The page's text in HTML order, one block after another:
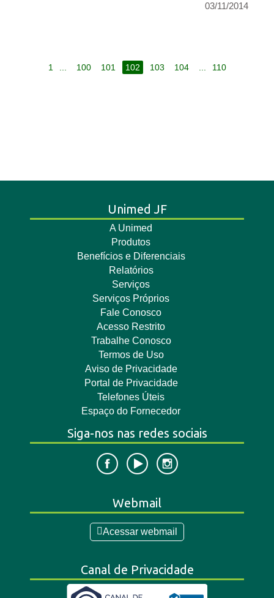
03/11/2014
1 ... 100 101 102 103 104 ... 110
Unimed JF
A Unimed
Produtos
Benefícios e Diferenciais
Relatórios
Serviços
Serviços Próprios
Fale Conosco
Acesso Restrito
Trabalhe Conosco
Termos de Uso
Aviso de Privacidade
Portal de Privacidade
Telefones Úteis
Espaço do Fornecedor
Siga-nos nas redes sociais
Webmail
Acessar webmail
Canal de Privacidade